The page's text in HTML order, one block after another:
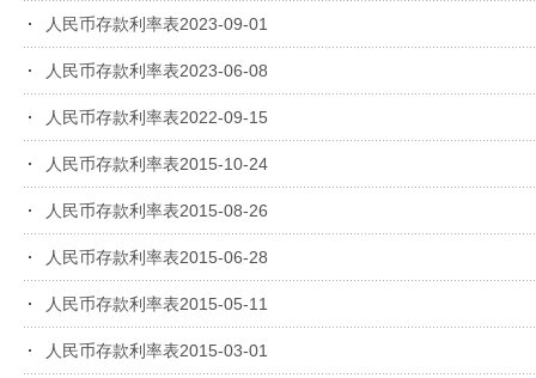
人民币存款利率表2023-09-01
人民币存款利率表2023-06-08
人民币存款利率表2022-09-15
人民币存款利率表2015-10-24
人民币存款利率表2015-08-26
人民币存款利率表2015-06-28
人民币存款利率表2015-05-11
人民币存款利率表2015-03-01